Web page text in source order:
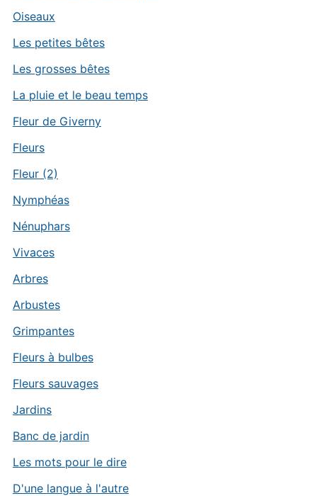
Oiseaux
Les petites bêtes
Les grosses bêtes
La pluie et le beau temps
Fleur de Giverny
Fleurs
Fleur (2)
Nymphéas
Nénuphars
Vivaces
Arbres
Arbustes
Grimpantes
Fleurs à bulbes
Fleurs sauvages
Jardins
Banc de jardin
Les mots pour le dire
D'une langue à l'autre